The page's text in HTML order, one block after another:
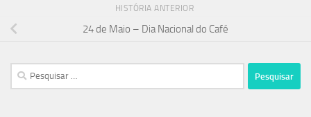
HISTÓRIA ANTERIOR
24 de Maio – Dia Nacional do Café
Pesquisar
por: